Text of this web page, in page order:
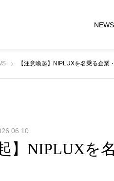
NEWS
【注意喚起】NIPLUXを名乗る企業
】NIPLUXを